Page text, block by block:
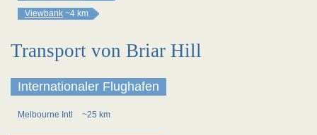
Viewbank ~4 km
Transport von Briar Hill
Internationaler Flughafen
Melbourne Intl ~25 km